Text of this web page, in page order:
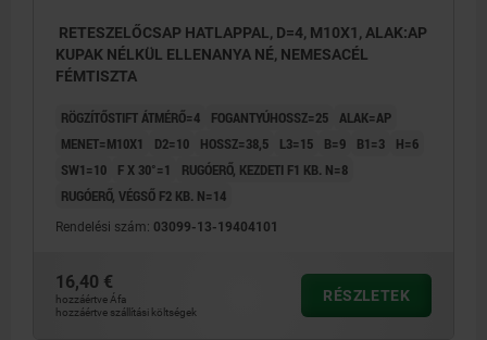
RETESZELŐCSAP HATLAPPAL, D=4, M10X1, ALAK:AP
KUPAK NÉLKÜL ELLENANYA NÉ, NEMESACÉL
FÉMTISZTA
RÖGZÍTŐSTIFT ÁTMÉRŐ=4 FOGANTYÚHOSSZ=25 ALAK=AP
MENET=M10X1
D2=10 HOSSZ=38,5 L3=15 B=9 B1=3
H=6
SW1=10
F X 30°=1
RUGÓERŐ, KEZDETI F1 KB. N=8
RUGÓERŐ, VÉGSŐ F2 KB. N=14
Rendelési szám: 03099-13-19404101
16,40 €
hozzáértve Áfa
hozzáértve szállítási költségek
RÉSZLETEK